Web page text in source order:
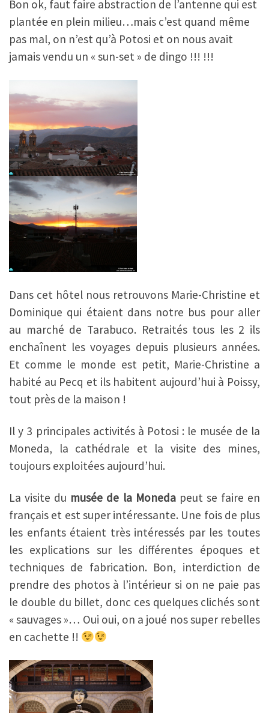
Bon ok, faut faire abstraction de l’antenne qui est
plantée en plein milieu…mais c’est quand même
pas mal, on n’est qu’à Potosi et on nous avait
jamais vendu un « sun-set » de dingo !!! !!!
Dans cet hôtel nous retrouvons Marie-Christine et
Dominique qui étaient dans notre bus pour aller
au marché de Tarabuco. Retraités tous les 2 ils
enchaînent les voyages depuis plusieurs années.
Et comme le monde est petit, Marie-Christine a
habité au Pecq et ils habitent aujourd’hui à Poissy,
tout près de la maison !
Il y 3 principales activités à Potosi : le musée de la
Moneda, la cathédrale et la visite des mines,
toujours exploitées aujourd’hui.
La visite du musée de la Monedapeut se faire en
français et est super intéressante. Une fois de plus
les enfants étaient très intéressés par les toutes
les explications sur les différentes époques et
techniques de fabrication. Bon, interdiction de
prendre des photos à l’intérieur si on ne paie pas
le double du billet, donc ces quelques clichés sont
« sauvages »… Oui oui, on a joué nos super rebelles
en cachette !!